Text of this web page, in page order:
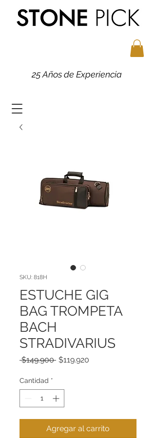
25 Años de Experiencia
SKU: 818H
ESTUCHE GIG
BAG TROMPETA
BACH
STRADIVARIUS
$149.900 Precio
$119.920
Cantidad *
Agregar al carrito